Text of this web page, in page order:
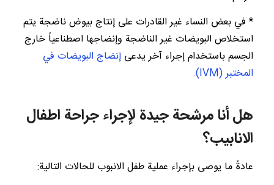
* في بعض النساء غير القادرات على إنتاج بيوض ناضجة يتم
استخلاص البويضات غير الناضجة وإنضاجها اصطناعياً خارج
الجسم باستخدام إجراء آخر يدعى إنضاج البويضات في
المختبر (IVM)
.
هل أنا مرشحة جيدة لإجراء جراحة اطفال
الانابيب؟
عادةً ما يوصى بإجراء عملية طفل الانبوب للحالات التالية: